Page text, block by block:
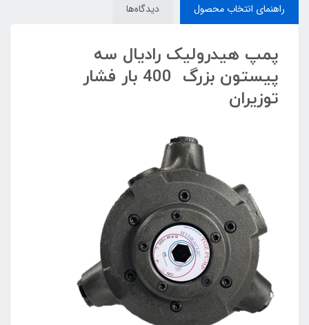
راهنمای انتخاب محصول دیدگاه‌ها
پمپ هیدرولیک رادیال سه
پیستون بزرگ 400 بار فشار
توزیران